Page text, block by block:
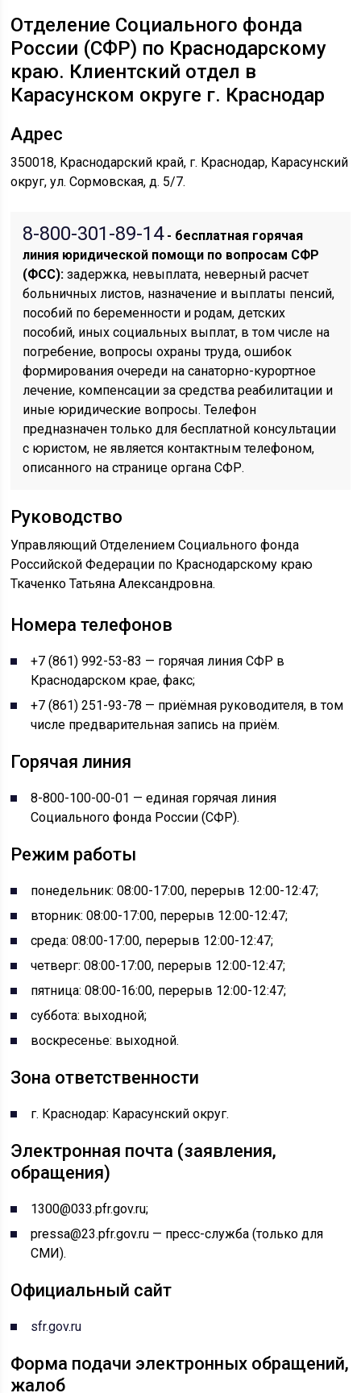
Отделение Социального фонда
России (СФР) по Краснодарскому
краю. Клиентский отдел в
Карасунском округе г. Краснодар
Адрес
350018, Краснодарский край, г. Краснодар, Карасунский
округ, ул. Сормовская, д. 5/7.
8-800-301-89-14- бесплатная горячая
линия юридической помощи по вопросам CФР
(ФСС): задержка, невыплата, неверный расчет
больничных листов, назначение и выплаты пенсий,
пособий по беременности и родам, детских
пособий, иных социальных выплат, в том числе на
погребение, вопросы охраны труда, ошибок
формирования очереди на санаторно-курортное
лечение, компенсации за средства реабилитации и
иные юридические вопросы. Телефон
предназначен только для бесплатной консультации
с юристом, не является контактным телефоном,
описанного на странице органа СФР.
Руководство
Управляющий Отделением Социального фонда
Российской Федерации по Краснодарскому краю
Ткаченко Татьяна Александровна.
Номера телефонов
+7 (861) 992-53-83 — горячая линия СФР в
Краснодарском крае, факс;
+7 (861) 251-93-78 — приёмная руководителя, в том
числе предварительная запись на приём.
Горячая линия
8-800-100-00-01 — единая горячая линия
Социального фонда России (СФР).
Режим работы
понедельник: 08:00-17:00, перерыв 12:00-12:47;
вторник: 08:00-17:00, перерыв 12:00-12:47;
среда: 08:00-17:00, перерыв 12:00-12:47;
четверг: 08:00-17:00, перерыв 12:00-12:47;
пятница: 08:00-16:00, перерыв 12:00-12:47;
суббота: выходной;
воскресенье: выходной.
Зона ответственности
г. Краснодар: Карасунский округ.
Электронная почта (заявления,
обращения)
1300@033.pfr.gov.ru;
pressa@23.pfr.gov.ru — пресс-служба (только для
СМИ).
Официальный сайт
sfr.gov.ru
Форма подачи электронных обращений,
жалоб